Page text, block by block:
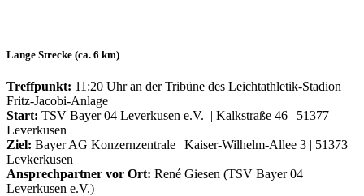
Lange Strecke (ca. 6 km)
Treffpunkt: 11:20 Uhr an der Tribüne des Leichtathletik-Stadion
Fritz-Jacobi-Anlage
Start: TSV Bayer 04 Leverkusen e.V. | Kalkstraße 46 | 51377
Leverkusen
Ziel: Bayer AG Konzernzentrale | Kaiser-Wilhelm-Allee 3 | 51373
Levkerkusen
Ansprechpartner vor Ort: René Giesen (TSV Bayer 04
Leverkusen e.V.)